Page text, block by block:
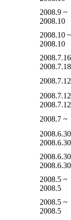
2008.9 ~
2008.10
2008.10 ~
2008.10
2008.7.18
2008.7.12
2008.7 ~
2008.6.30
2008.6.30
2008.5 ~
2008.5
2008.5 ~
2008.5